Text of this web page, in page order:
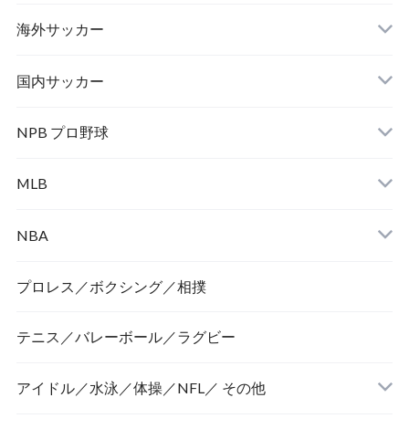
海外サッカー
国内サッカー
NPB プロ野球
MLB
NBA
プロレス／ボクシング／相撲
テニス／バレーボール／ラグビー
アイドル／水泳／体操／NFL／ その他